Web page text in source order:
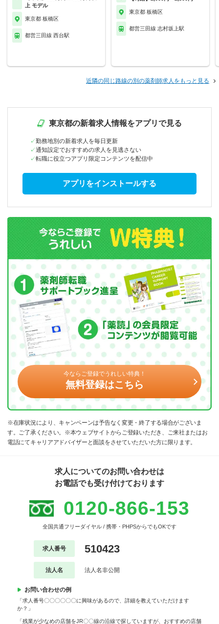
上 モデル
東京都 板橋区
都営三田線 西台駅
東京都 板橋区
都営三田線 志村坂上駅
近隣の同じ路線の別の薬剤師求人をもっと見る
東京都の新着求人情報をアプリで見る
勤務地別の新着求人を毎日更新
通知設定でおすすめの求人を見逃さない
転職に役立つアプリ限定コンテンツを配信中
アプリをインストールする
今ならご登録でうれしい特典！
無料登録はこちら
※在庫状況により、キャンペーンは予告なく変更・終了する場合がございま
す。ご了承ください。※本ウェブサイトからご登録いただき、ご来社またはお
電話にてキャリアアドバイザーと面談をさせていただいた方に限ります。
求人についてのお問い合わせは
お電話でも受け付けております
0120-866-153
全国共通フリーダイヤル / 携帯・PHPSからでもOKです
求人番号 510423
法人名 法人名非公開
お問い合わせの例
「求人番号〇〇〇〇〇〇に興味があるので、詳細を教えていただけます
か？」
「残業が少なめの店舗をJR〇〇線の沿線で探していますが、おすすめの店舗